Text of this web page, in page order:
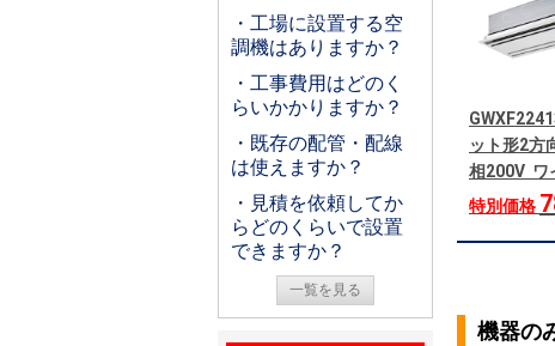
・工場に設置する空
調機はありますか？
・工事費用はどのく
らいかかりますか？
・既存の配管・配線
は使えますか？
・見積を依頼してか
らどのくらいで設置
できますか？
一覧を見る
ット形2方
相200V ワ
特別価格
機器の